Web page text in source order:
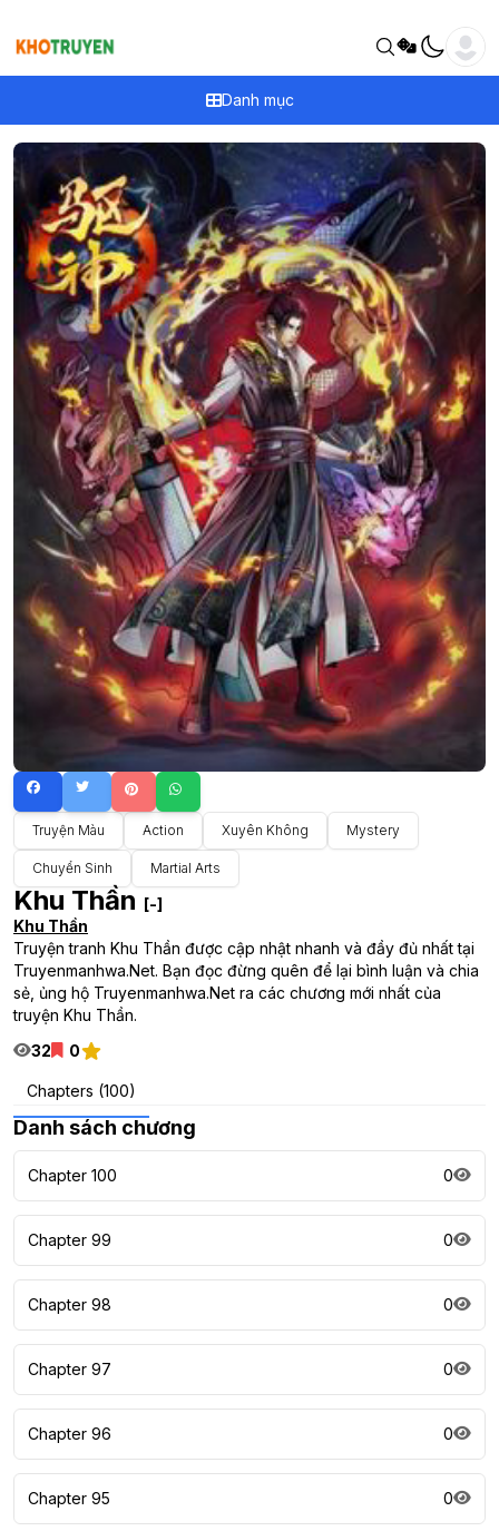
Danh mục
Truyện Màu Action Xuyên Không Mystery
Chuyển Sinh Martial Arts
Khu Thần [-]
Khu Thần
Truyện tranh Khu Thần được cập nhật nhanh và đầy đủ nhất tại
Truyenmanhwa.Net. Bạn đọc đừng quên để lại bình luận và chia
sẻ, ủng hộ Truyenmanhwa.Net ra các chương mới nhất của
truyện Khu Thần.
32
0
Chapters (100)
Danh sách chương
Chapter 100 0
Chapter 99 0
Chapter 98 0
Chapter 97 0
Chapter 96 0
Chapter 95 0